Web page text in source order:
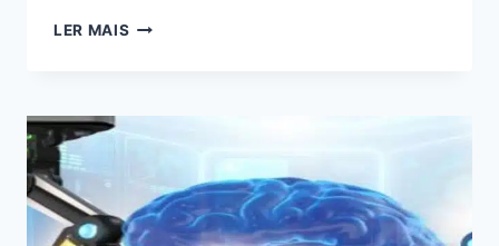
LER MAIS 05
COMO
USAR
MARKETING
DE
CONTEÚDO